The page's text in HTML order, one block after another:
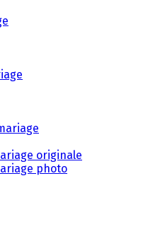
originale
photo